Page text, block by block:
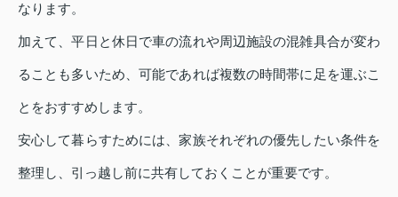
なります。
加えて、平日と休日で車の流れや周辺施設の混雑具合が変わ
ることも多いため、可能であれば複数の時間帯に足を運ぶこ
とをおすすめします。
安心して暮らすためには、家族それぞれの優先したい条件を
整理し、引っ越し前に共有しておくことが重要です。